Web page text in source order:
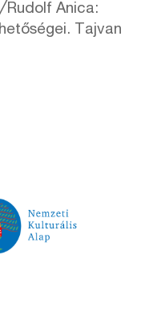
Anica:
Tajvan